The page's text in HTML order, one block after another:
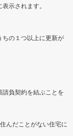
示されます。
の１つ以上に更新が
負契約を結ぶことを
んだことがない住宅に